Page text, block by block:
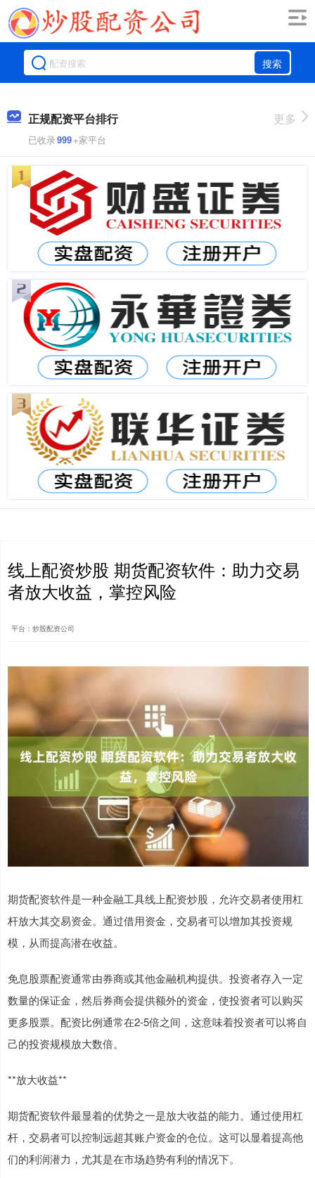
搜索
正规配资平台排行
已收录999+家平台
更多
线上配资炒股 期货配资软件：助力交易
者放大收益，掌控风险
平台：炒股配资公司
期货配资软件是一种金融工具线上配资炒股，允许交易者使用杠
杆放大其交易资金。通过借用资金，交易者可以增加其投资规
模，从而提高潜在收益。
免息股票配资通常由券商或其他金融机构提供。投资者存入一定
数量的保证金，然后券商会提供额外的资金，使投资者可以购买
更多股票。配资比例通常在2-5倍之间，这意味着投资者可以将自
己的投资规模放大数倍。
**放大收益**
期货配资软件最显着的优势之一是放大收益的能力。通过使用杠
杆，交易者可以控制远超其账户资金的仓位。这可以显着提高他
们的利润潜力，尤其是在市场趋势有利的情况下。